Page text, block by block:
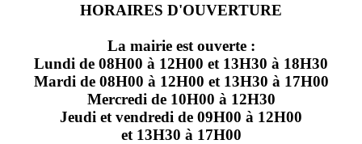
HORAIRES D'OUVERTURE
La mairie est ouverte :
Lundi de 08H00 à 12H00 et 13H30 à 18H30
Mardi de 08H00 à 12H00 et 13H30 à 17H00
Mercredi de 10H00 à 12H30
Jeudi et vendredi de 09H00 à 12H00
et 13H30 à 17H00